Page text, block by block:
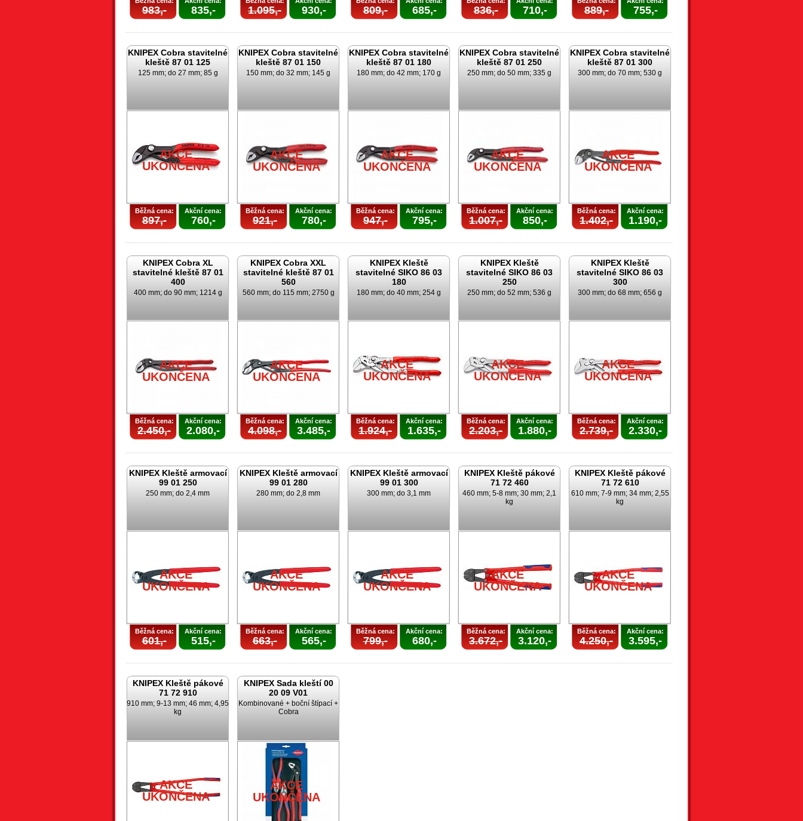
983,- 835,- 1.095,- 930,- 809,- 685,- 836,- 710,- 889,- 755,-
KNIPEX Cobra stavitelné
kleště 87 01 125
125 mm; do 27 mm; 85 g
AKCE
UKONČENA
Běžná cena:
897,-
Akční cena:
760,-
KNIPEX Cobra stavitelné
kleště 87 01 150
150 mm; do 32 mm; 145 g
AKCE
UKONČENA
Běžná cena:
921,-
Akční cena:
780,-
KNIPEX Cobra stavitelné
kleště 87 01 180
180 mm; do 42 mm; 170 g
AKCE
UKONČENA
Běžná cena:
947,-
Akční cena:
795,-
KNIPEX Cobra stavitelné
kleště 87 01 250
250 mm; do 50 mm; 335 g
AKCE
UKONČENA
Běžná cena:
1.007,-
Akční cena:
850,-
KNIPEX Cobra stavitelné
kleště 87 01 300
300 mm; do 70 mm; 530 g
AKCE
UKONČENA
Běžná cena:
1.402,-
Akční cena:
1.190,-
KNIPEX Cobra XL
stavitelné kleště 87 01
400
400 mm; do 90 mm; 1214 g
AKCE
UKONČENA
Běžná cena:
2.450,-
Akční cena:
2.080,-
KNIPEX Cobra XXL
stavitelné kleště 87 01
560
560 mm; do 115 mm; 2750 g
AKCE
UKONČENA
Běžná cena:
4.098,-
Akční cena:
3.485,-
KNIPEX Kleště
stavitelné SIKO 86 03
180
180 mm; do 40 mm; 254 g
AKCE
UKONČENA
Běžná cena:
1.924,-
Akční cena:
1.635,-
KNIPEX Kleště
stavitelné SIKO 86 03
250
250 mm; do 52 mm; 536 g
AKCE
UKONČENA
Běžná cena:
2.203,-
Akční cena:
1.880,-
KNIPEX Kleště
stavitelné SIKO 86 03
300
300 mm; do 68 mm; 656 g
AKCE
UKONČENA
Běžná cena:
2.739,-
Akční cena:
2.330,-
KNIPEX Kleště armovací
99 01 250
250 mm; do 2,4 mm
AKCE
UKONČENA
Běžná cena:
601,-
Akční cena:
515,-
KNIPEX Kleště armovací
99 01 280
280 mm; do 2,8 mm
AKCE
UKONČENA
Běžná cena:
663,-
Akční cena:
565,-
KNIPEX Kleště armovací
99 01 300
300 mm; do 3,1 mm
AKCE
UKONČENA
Běžná cena:
799,-
Akční cena:
680,-
KNIPEX Kleště pákové
71 72 460
460 mm; 5-8 mm; 30 mm; 2,1
kg
AKCE
UKONČENA
Běžná cena:
3.672,-
Akční cena:
3.120,-
KNIPEX Kleště pákové
71 72 610
610 mm; 7-9 mm; 34 mm; 2,55
kg
AKCE
UKONČENA
Běžná cena:
4.250,-
Akční cena:
3.595,-
KNIPEX Kleště pákové
71 72 910
910 mm; 9-13 mm; 46 mm; 4,95
kg
AKCE
UKONČENA
KNIPEX Sada kleští 00
20 09 V01
Kombinované + boční štípací +
Cobra
AKCE
UKONČENA